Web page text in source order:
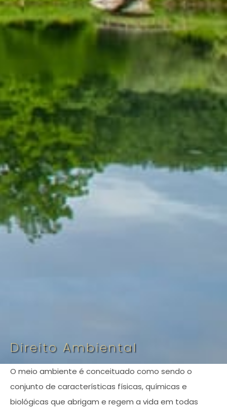
Direito Ambiental
O meio ambiente é conceituado como sendo o
conjunto de características físicas, químicas e
biológicas que abrigam e regem a vida em todas